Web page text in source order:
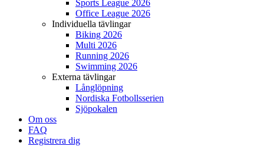
Sports League 2026
Office League 2026
Individuella tävlingar
Biking 2026
Multi 2026
Running 2026
Swimming 2026
Externa tävlingar
Långlöpning
Nordiska Fotbollsserien
Sjöpokalen
Om oss
FAQ
Registrera dig